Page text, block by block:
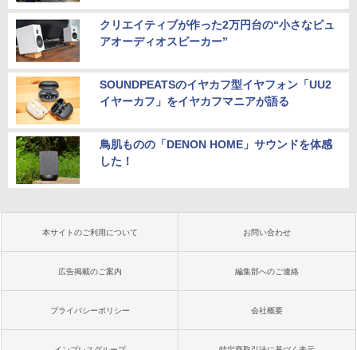
クリエイティブが作った2万円台の“小さなピュ
アオーディオスピーカー”
SOUNDPEATSのイヤカフ型イヤフォン「UU2
イヤーカフ」をイヤカフマニアが語る
鳥肌ものの「DENON HOME」サウンドを体感
した！
本サイトのご利用について お問い合わせ
広告掲載のご案内 編集部へのご連絡
プライバシーポリシー 会社概要